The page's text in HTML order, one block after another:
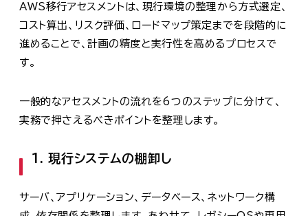
AWS移行アセスメントは、現行環境の整理から方式選定、
コスト算出、リスク評価、ロードマップ策定までを段階的に
進めることで、計画の精度と実行性を高めるプロセスで
す。
一般的なアセスメントの流れを6つのステップに分けて、
実務で押さえるべきポイントを整理します。
1. 現行システムの棚卸し
サーバ、アプリケーション、データベース、ネットワーク構